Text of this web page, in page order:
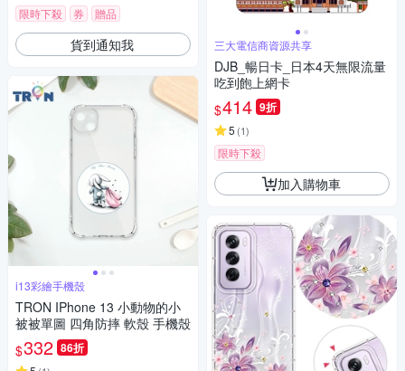
限時下殺 券 贈品
貨到通知我
i13彩繪手機殼
TRON IPhone 13 小動物的小
被被單圖 四角防摔 軟殼 手機殼
$332 86折
三大電信商資源共享
DJB_暢日卡_日本4天無限流量
吃到飽上網卡
$414 9折
5 (1)
限時下殺
加入購物車